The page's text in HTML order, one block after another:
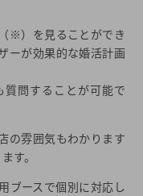
※）を見ることができ
ーが効果的な婚活計画
問することが可能で
の雰囲気もわかります
す。
ブースで個別に対応し